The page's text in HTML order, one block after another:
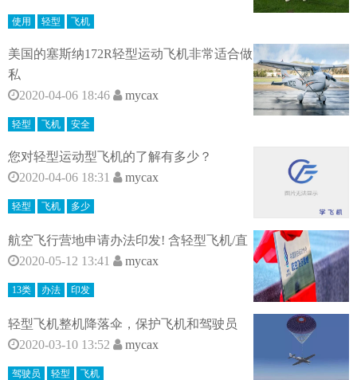
使用 轻型 飞机
美国的塞斯纳172R轻型运动飞机非常适合做
私
2020-04-06 18:46
mycax
轻型 飞机 安全
您对轻型运动型飞机的了解有多少？
2020-04-06 18:31
mycax
轻型 飞机 多少
航空飞行营地申请办法印发! 含轻型飞机/直
2020-05-12 13:41
mycax
13类 办法 印发
轻型飞机整机降落伞，保护飞机和驾驶员
2020-03-10 13:52
mycax
驾驶员 轻型 飞机